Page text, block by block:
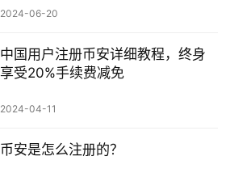
2024-06-20
中国用户注册币安详细教程，终身
享受20%手续费减免
2024-04-11
币安是怎么注册的？